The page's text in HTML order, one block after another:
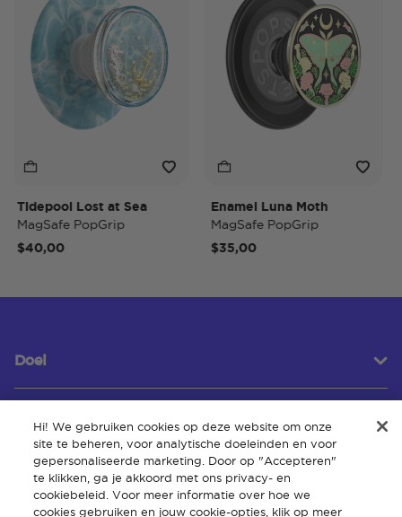
Lost at Sea
PopGrip
Enamel Luna Moth
MagSafe PopGrip
$35,00
Doel
Klantenservice
Over
Hi! We gebruiken cookies op deze website om onze
site te beheren, voor analytische doeleinden en voor
gepersonaliseerde marketing. Door op "Accepteren"
te klikken, ga je akkoord met ons privacy- en
cookiebeleid. Voor meer informatie over hoe we
cookies gebruiken en jouw cookie-opties, klik op meer